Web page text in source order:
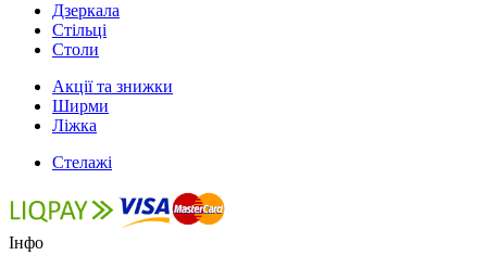
Дзеркала
Стільці
Столи
Акції та знижки
Ширми
Ліжка
Стелажі
Інфо